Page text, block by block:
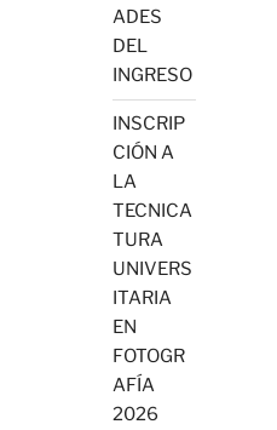
ADES
DEL
INGRESO
INSCRIP
CIÓN A
LA
TECNICA
TURA
UNIVERS
ITARIA
EN
FOTOGR
AFÍA
2026